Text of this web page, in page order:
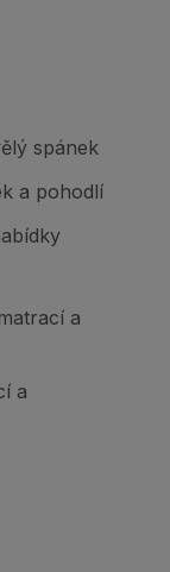
spánek
a pohodlí
a
a